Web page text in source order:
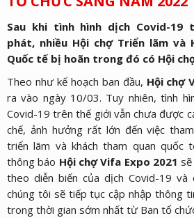
Sau khi tình hình dịch Covid-19
phát, nhiều Hội chợ Triển lãm và
Quốc tế bị hoãn trong đó có Hội
Theo như kế hoạch ban đầu, Hội chợ
ra vào ngày 10/03. Tuy nhiên, tình
Covid-19 trên thế giới vẫn chưa được
chế, ảnh hưởng rất lớn đến việc
triển lãm và khách tham quan quốc
thông báo Hội chợ Vifa Expo 2021
theo diễn biến của dịch Covid-19 và
chúng tôi sẽ tiếp tục cập nhập thông
trong thời gian sớm nhất từ Ban tổ